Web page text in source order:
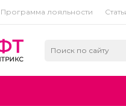
Программа лояльности